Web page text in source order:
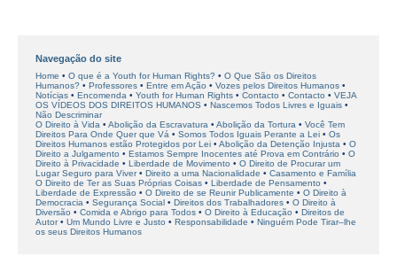
Navegação do site
Home O que é a Youth for Human Rights?
O Que São os Direitos
Humanos?
Professores Entre em Ação
Vozes pelos Direitos Humanos
Notícias
Encomenda Youth for Human Rights Contacto Contacto
VEJA
OS VÍDEOS DOS DIREITOS HUMANOS
Nascemos Todos Livres e Iguais
Não Descriminar
O Direito à Vida
Abolição da Escravatura Abolição da Tortura
Você Tem
Direitos Para Onde Quer que Vá
Somos Todos Iguais Perante a Lei
Os
Direitos Humanos estão Protegidos por Lei
Abolição da Detenção Injusta
O
Direito a Julgamento
Estamos Sempre Inocentes até Prova em Contrário
O
Direito à Privacidade
Liberdade de Movimento
O Direito de Procurar um
Lugar Seguro para Viver
Direito a uma Nacionalidade
Casamento e Família
O Direito de Ter as Suas Próprias Coisas
Liberdade de Pensamento
Liberdade de Expressão
O Direito de se Reunir Publicamente
O Direito à
Democracia
Segurança Social Direitos dos Trabalhadores
O Direito à
Diversão
Comida e Abrigo para Todos O Direito à Educação
Direitos de
Autor
Um Mundo Livre e Justo Responsabilidade
Ninguém Pode Tirar–lhe
os seus Direitos Humanos